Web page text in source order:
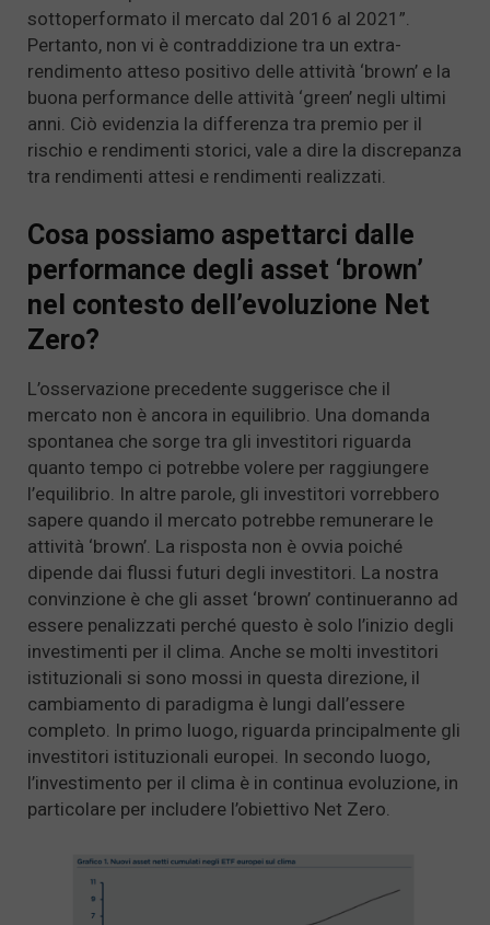
sottoperformato il mercato dal 2016 al 2021”.
Pertanto, non vi è contraddizione tra un extra-
rendimento atteso positivo delle attività ‘brown’ e la
buona performance delle attività ‘green’ negli ultimi
anni. Ciò evidenzia la differenza tra premio per il
rischio e rendimenti storici, vale a dire la discrepanza
tra rendimenti attesi e rendimenti realizzati.
Cosa possiamo aspettarci dalle
performance degli asset ‘brown’
nel contesto dell’evoluzione Net
Zero?
L’osservazione precedente suggerisce che il
mercato non è ancora in equilibrio. Una domanda
spontanea che sorge tra gli investitori riguarda
quanto tempo ci potrebbe volere per raggiungere
l’equilibrio. In altre parole, gli investitori vorrebbero
sapere quando il mercato potrebbe remunerare le
attività ‘brown’. La risposta non è ovvia poiché
dipende dai flussi futuri degli investitori. La nostra
convinzione è che gli asset ‘brown’ continueranno ad
essere penalizzati perché questo è solo l’inizio degli
investimenti per il clima. Anche se molti investitori
istituzionali si sono mossi in questa direzione, il
cambiamento di paradigma è lungi dall’essere
completo. In primo luogo, riguarda principalmente gli
investitori istituzionali europei. In secondo luogo,
l’investimento per il clima è in continua evoluzione, in
particolare per includere l’obiettivo Net Zero.